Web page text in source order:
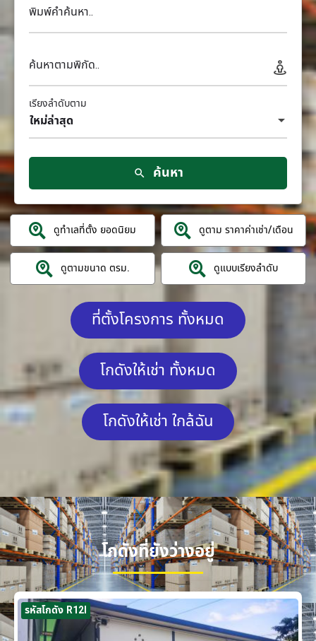
พิมพ์คำค้นหา..
ค้นหาตามพิกัด..
ใหม่ล่าสุด
เรียงลำดับตาม
ค้นหา
ดูทำเลที่ตั้ง ยอดนิยม ดูตาม ราคาค่าเช่า/เดือน
ดูตามขนาด ตรม. ดูแบบเรียงลำดับ
ที่ตั้งโครงการ ทั้งหมด
โกดังให้เช่า ทั้งหมด
โกดังให้เช่า ใกล้ฉัน
โกดังที่ยังว่างอยู่
รหัสโกดัง R12I